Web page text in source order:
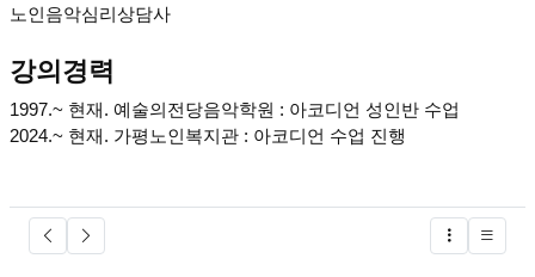
노인음악심리상담사
강의경력
1997.~ 현재. 예술의전당음악학원 : 아코디언 성인반 수업
2024.~ 현재. 가평노인복지관 : 아코디언 수업 진행
글버튼